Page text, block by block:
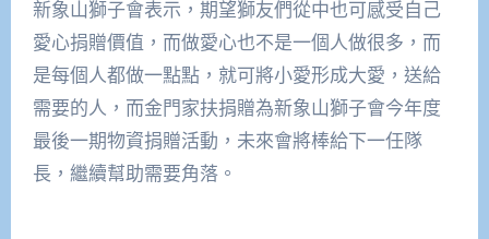
新象山獅子會表示，期望獅友們從中也可感受自己
愛心捐贈價值，而做愛心也不是一個人做很多，而
是每個人都做一點點，就可將小愛形成大愛，送給
需要的人，而金門家扶捐贈為新象山獅子會今年度
最後一期物資捐贈活動，未來會將棒給下一任隊
長，繼續幫助需要角落。